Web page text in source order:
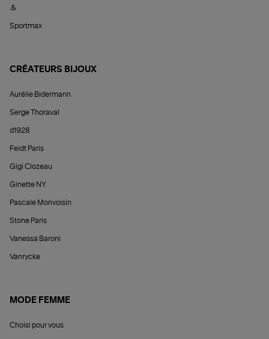
&
Sportmax
CRÉATEURS BIJOUX
Aurélie Bidermann
Serge Thoraval
d1928
Feidt Paris
Gigi Clozeau
Ginette NY
Pascale Monvoisin
Stone Paris
Vanessa Baroni
Vanrycke
MODE FEMME
Choisi pour vous